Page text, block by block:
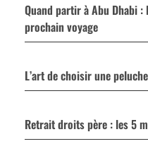
Quand partir à Abu Dhabi
prochain voyage
L’art de choisir une
Retrait droits père : les 5